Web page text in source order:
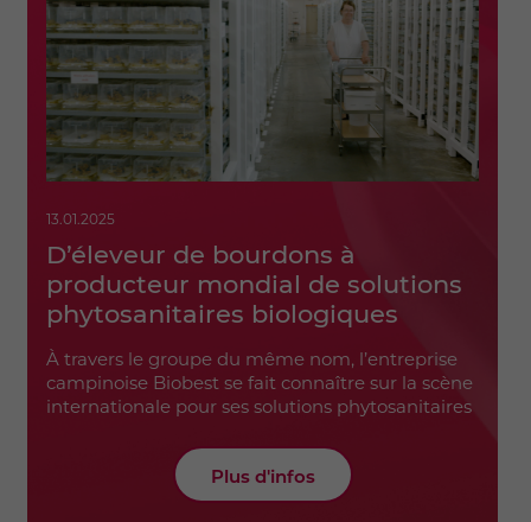
13.01.2025
D’éleveur de bourdons à
producteur mondial de solutions
phytosanitaires biologiques
À travers le groupe du même nom, l’entreprise
campinoise Biobest se fait connaître sur la scène
internationale pour ses solutions phytosanitaires
Plus d'infos